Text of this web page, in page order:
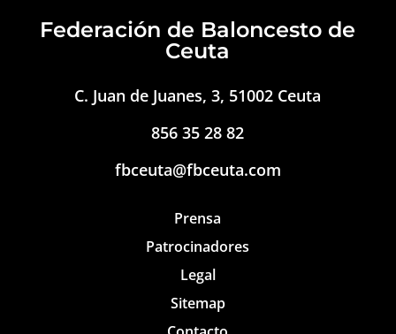
Federación de Baloncesto de
Ceuta
C. Juan de Juanes, 3, 51002 Ceuta
856 35 28 82
fbceuta@fbceuta.com
Prensa
Patrocinadores
Legal
Sitemap